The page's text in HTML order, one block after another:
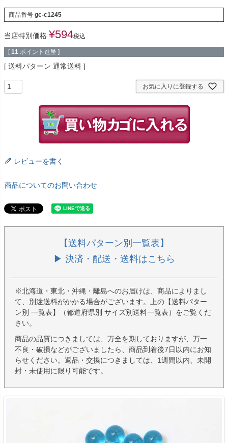
商品番号 gc-c1245
当店特別価格 ¥594税込
[ 11 ポイント進呈 ]
送料パターン 通常送料
お気に入りに登録する
レビューを書く
商品についてのお問い合わせ
【送料パターン別一覧表】
▶ 決済・配送・送料はこちら
※北海道・東北・沖縄・離島へのお届けは、商品によりまし
て、別途送料がかかる場合がございます。上の【送料パター
ン別 一覧表】（都道府県別 サイズ別送料一覧表）をご覧くだ
さい。
商品の品質につきましては、万全を期しておりますが、万一
不良・破損などがございましたら、商品到着後7日以内にお知
らせください。返品・交換につきましては、1週間以内、未開
封・未使用に限り可能です。